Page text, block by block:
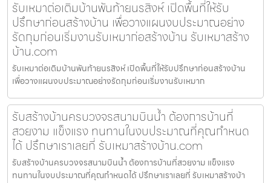
รับเหมาต่อเติมบ้านพันท้ายนรสิงห์ เปิดพื้นที่ให้รับ
ปรึกษาก่อนสร้างบ้าน เพื่อวางแผนงบประมาณอย่าง
รัดกุมก่อนเริ่มงานรับเหมาก่อสร้างบ้าน รับเหมาสร้าง
บ้าน.com
รับเหมาต่อเติมบ้านพันท้ายนรสิงห์ เปิดพื้นที่ให้รับปรึกษาก่อนสร้างบ้าน
เพื่อวางแผนงบประมาณอย่างรัดกุมก่อนเริ่มงานรับเหมาก
รับสร้างบ้านครบวงจรสนามบินน้ำ ต้องการบ้านที่
สวยงาม แข็งแรง ทนทานในงบประมาณที่คุณกำหนด
ได้ ปรึกษาเราเลยที่ รับเหมาสร้างบ้าน.com
รับสร้างบ้านครบวงจรสนามบินน้ำ ต้องการบ้านที่สวยงาม แข็งแรง
ทนทานในงบประมาณที่คุณกำหนดได้ ปรึกษาเราเลยที่ รับเหมาสร้างบ้า